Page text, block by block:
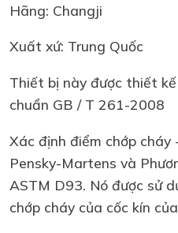
Hãng: Changji
Xuất xứ: Trung Quốc
Thiết bị này được thiết
chuẩn GB / T 261-2008
Xác định điểm chớp cháy
Pensky-Martens và
ASTM D93. Nó được sử
chớp cháy của cốc kín